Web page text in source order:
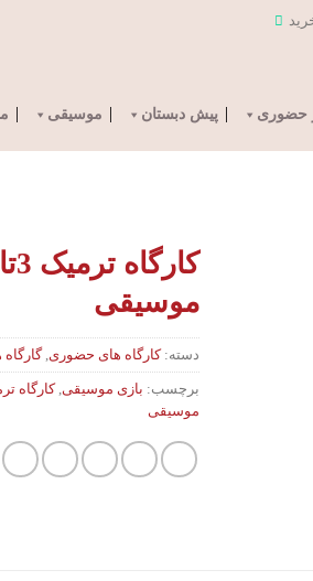
حضوری پیش دبستان موسیقی
موسیقی
دسته:کارگاه های حضوری ,
برچسب: بازی موسیقی ,
موسیقی